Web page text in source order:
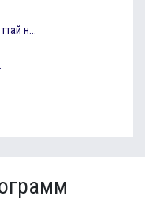
н...